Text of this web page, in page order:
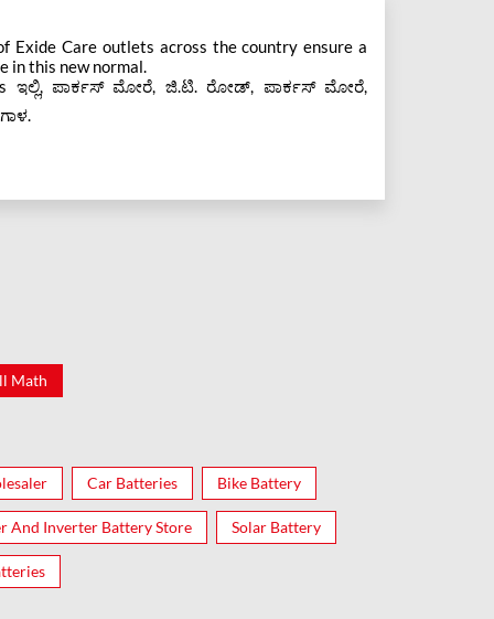
in this new normal.
is ಇಲ್ಲಿ, ಪಾರ್ಕಸ್ ಮೋರೆ, ಜಿ.ಟಿ. ರೋಡ್, ಪಾರ್ಕಸ್ ಮೋರೆ,
Math
Car Batteries Bike Battery
And Inverter Battery Store Solar Battery